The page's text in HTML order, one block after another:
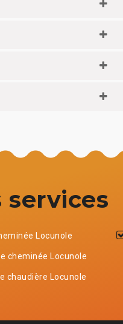
services
Locunole
cheminée Locunole
chaudière Locunole